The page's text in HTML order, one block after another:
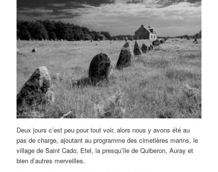
Deux jours c’est peu pour tout voir, alors nous y avons été au
pas de charge, ajoutant au programme des cimetières marins, le
village de Saint Cado, Etel, la presqu’île de Quiberon, Auray et
bien d’autres merveilles.